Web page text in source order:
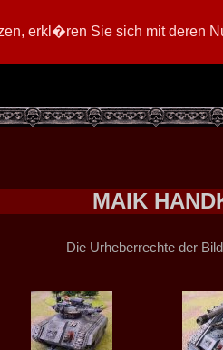
erkl�ren Sie sich mit deren
MAIK
Die Urheberrechte der